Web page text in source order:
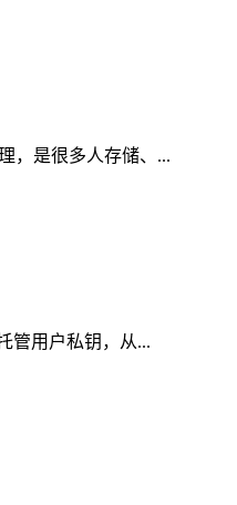
，是很多人存储、...
管用户私钥，从...